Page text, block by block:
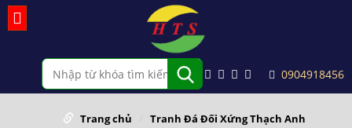
0904918456
Trang chủ
Tranh Đá Đối Xứng Thạch Anh